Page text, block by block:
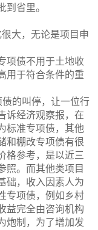
到省里。
大，无论是项目申
项债不用于土地收
用于符合条件的重
的叫停，让一位行
诉经济观察报，在
标准专项债，其他
和棚改专项债有很
格参考，是以近三
照。而其他类项目
础，收入因素人为
专项债，例如乡村
益完全由咨询机构
炮制，为了增加发